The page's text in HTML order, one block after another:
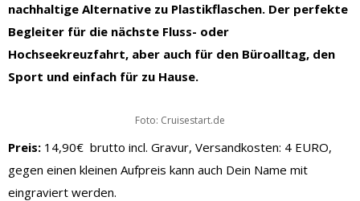
nachhaltige Alternative zu Plastikflaschen. Der perfekte
Begleiter für die nächste Fluss- oder
Hochseekreuzfahrt, aber auch für den Büroalltag, den
Sport und einfach für zu Hause.
Foto: Cruisestart.de
Preis: 14,90€ brutto incl. Gravur, Versandkosten: 4 EURO,
gegen einen kleinen Aufpreis kann auch Dein Name mit
eingraviert werden.